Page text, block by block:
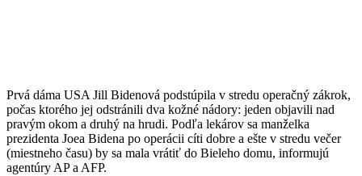
Prvá dáma USA Jill Bidenová podstúpila v stredu operačný zákrok,
počas ktorého jej odstránili dva kožné nádory: jeden objavili nad
pravým okom a druhý na hrudi. Podľa lekárov sa manželka
prezidenta Joea Bidena po operácii cíti dobre a ešte v stredu večer
(miestneho času) by sa mala vrátiť do Bieleho domu, informujú
agentúry AP a AFP.